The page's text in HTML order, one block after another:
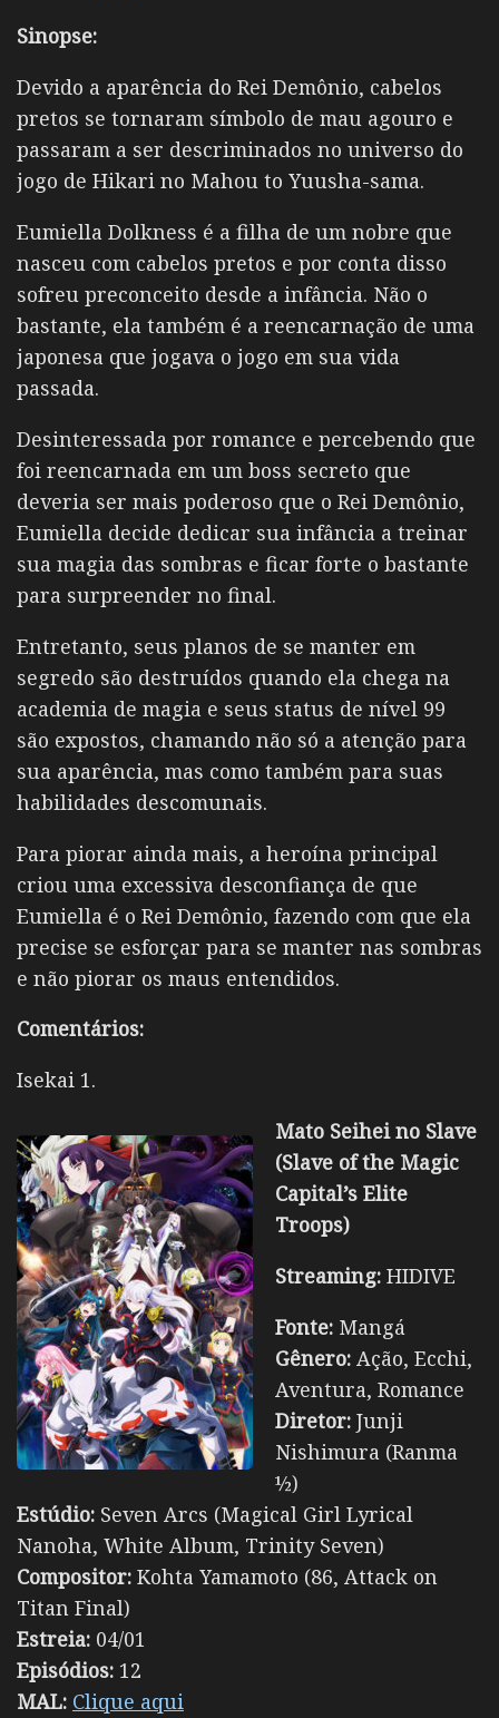
Sinopse:
Devido a aparência do Rei Demônio, cabelos
pretos se tornaram símbolo de mau agouro e
passaram a ser descriminados no universo do
jogo de Hikari no Mahou to Yuusha-sama.
Eumiella Dolkness é a filha de um nobre que
nasceu com cabelos pretos e por conta disso
sofreu preconceito desde a infância. Não o
bastante, ela também é a reencarnação de uma
japonesa que jogava o jogo em sua vida
passada.
Desinteressada por romance e percebendo que
foi reencarnada em um boss secreto que
deveria ser mais poderoso que o Rei Demônio,
Eumiella decide dedicar sua infância a treinar
sua magia das sombras e ficar forte o bastante
para surpreender no final.
Entretanto, seus planos de se manter em
segredo são destruídos quando ela chega na
academia de magia e seus status de nível 99
são expostos, chamando não só a atenção para
sua aparência, mas como também para suas
habilidades descomunais.
Para piorar ainda mais, a heroína principal
criou uma excessiva desconfiança de que
Eumiella é o Rei Demônio, fazendo com que ela
precise se esforçar para se manter nas sombras
e não piorar os maus entendidos.
Comentários:
Isekai 1.
Mato Seihei no Slave
(Slave of the Magic
Capital’s Elite
Troops)
Streaming: HIDIVE
Fonte: Mangá
Gênero: Ação, Ecchi,
Aventura, Romance
Diretor: Junji
Nishimura (Ranma
½)
Estúdio: Seven Arcs (Magical Girl Lyrical
Nanoha, White Album, Trinity Seven)
Compositor: Kohta Yamamoto (86, Attack on
Titan Final)
Estreia: 04/01
Episódios: 12
MAL: Clique aqui